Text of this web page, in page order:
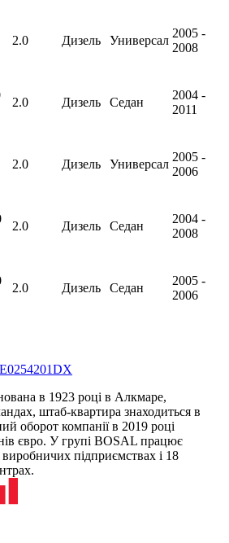
2.0 Дизель Универсал
2005 -
2008
2.0 Дизель Седан
2004 -
2011
2.0 Дизель Универсал
2005 -
2006
2.0 Дизель Седан
2004 -
2008
2.0 Дизель Седан
2005 -
2006
в 1923 році в Алкмаре,
штаб-квартира знаходиться в
оборот компанії в 2019 році
євро. У групі BOSAL працює
підприємствах і 18